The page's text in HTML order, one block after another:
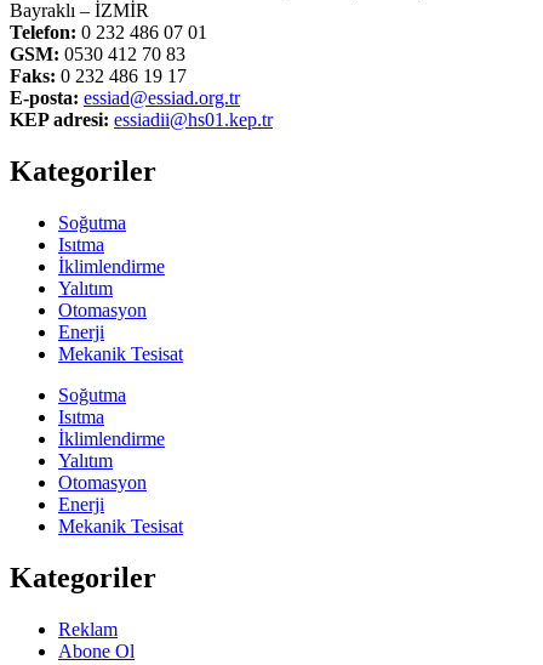
Bayraklı – İZMİR
Telefon: 0 232 486 07 01
GSM: 0530 412 70 83
Faks: 0 232 486 19 17
E-posta: essiad@essiad.org.tr
KEP adresi: essiadii@hs01.kep.tr
Kategoriler
Soğutma
Isıtma
İklimlendirme
Yalıtım
Otomasyon
Enerji
Mekanik Tesisat
Soğutma
Isıtma
İklimlendirme
Yalıtım
Otomasyon
Enerji
Mekanik Tesisat
Kategoriler
Reklam
Abone Ol